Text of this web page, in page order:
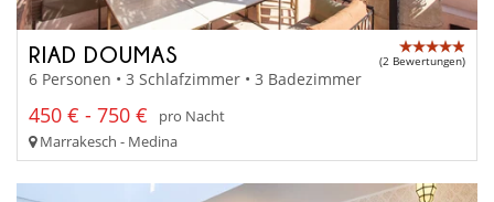
RIAD DOUMAS (2 Bewertungen)
6 Personen • 3 Schlafzimmer • 3 Badezimmer
450 € - 750 €
pro Nacht
Marrakesch - Medina